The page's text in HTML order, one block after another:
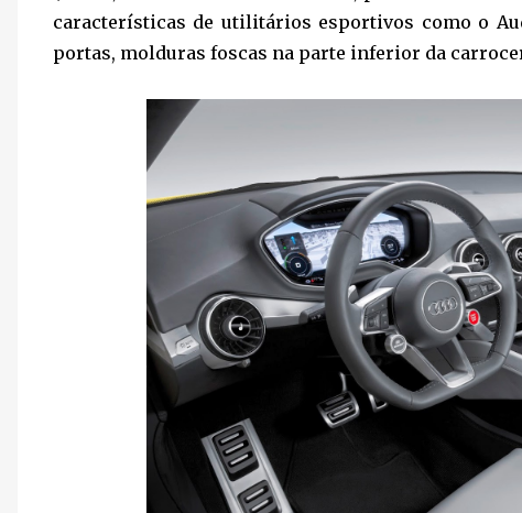
características de utilitários esportivos como o
portas, molduras foscas na parte inferior da